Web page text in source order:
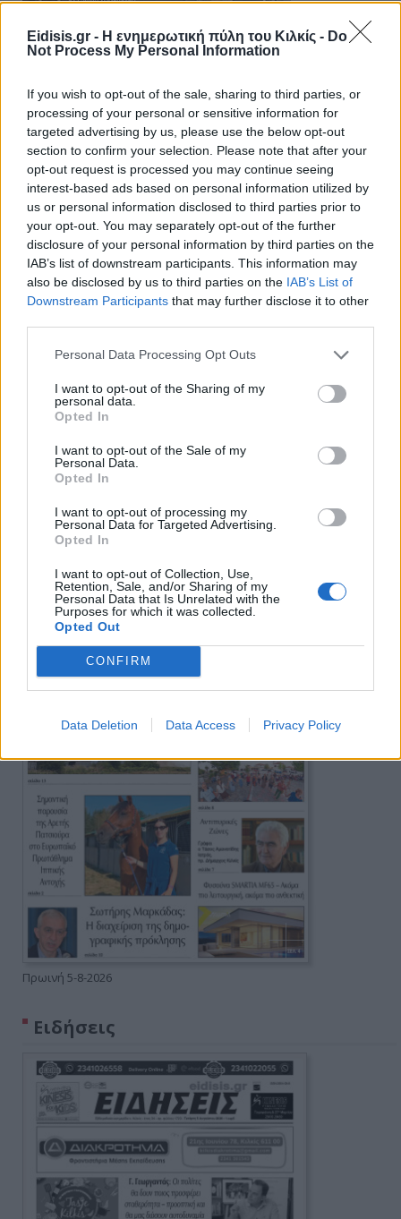
Eidisis.gr - Η ενημερωτική πύλη του Κιλκίς - Do
Not Process My Personal Information
If you wish to opt-out of the sale, sharing to third parties, or
processing of your personal or sensitive information for
targeted advertising by us, please use the below opt-out
section to confirm your selection. Please note that after your
opt-out request is processed you may continue seeing
interest-based ads based on personal information utilized by
us or personal information disclosed to third parties prior to
your opt-out. You may separately opt-out of the further
disclosure of your personal information by third parties on the
IAB’s list of downstream participants. This information may
also be disclosed by us to third parties on the IAB’s List of
Downstream Participants that may further disclose it to other
Personal Data Processing Opt Outs
I want to opt-out of the Sharing of my
personal data.
Opted In
I want to opt-out of the Sale of my
Personal Data.
Opted In
I want to opt-out of processing my
Personal Data for Targeted Advertising.
Opted In
I want to opt-out of Collection, Use,
Retention, Sale, and/or Sharing of my
Personal Data that Is Unrelated with the
Purposes for which it was collected.
Opted Out
CONFIRM
Data Deletion Data Access Privacy Policy
Πρωινή
Πρωινή 5-8-2026
Ειδήσεις